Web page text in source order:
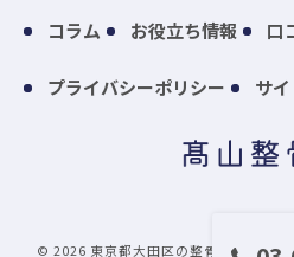
コラム お役立ち情報 口
プライバシーポリシー サ
© 2026 東京都大田区の整骨院なら髙山